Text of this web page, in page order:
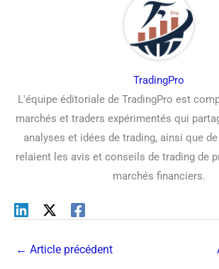
TradingPro
L'équipe éditoriale de TradingPro est
marchés et traders expérimentés qui
analyses et idées de trading, ainsi que
relaient les avis et conseils de trading de
marchés financiers.
← Article précédent